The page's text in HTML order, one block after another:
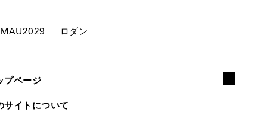
MAU2029 ロダン
プページ
サイトについて